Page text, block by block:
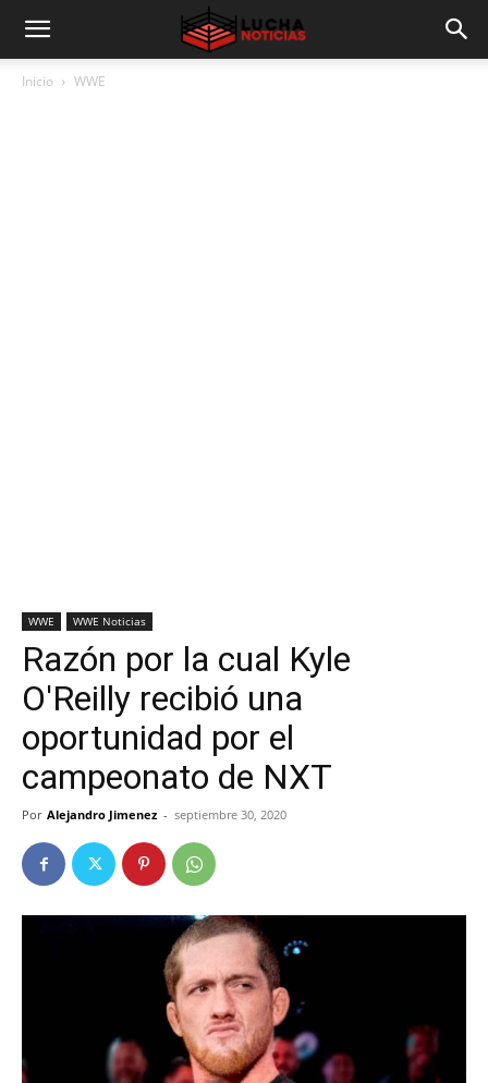
Inicio WWE
WWE WWE Noticias
Razón por la cual Kyle
O'Reilly recibió una
oportunidad por el
campeonato de NXT
Por Alejandro Jimenez - septiembre 30, 2020